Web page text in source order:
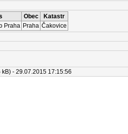
Obec
Katastr
Praha Praha Čakovice
kB) - 29.07.2015 17:15:56